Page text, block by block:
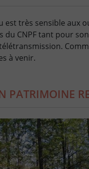
est très sensible aux
du CNPF tant pour
à venir.
PATRIMOINE